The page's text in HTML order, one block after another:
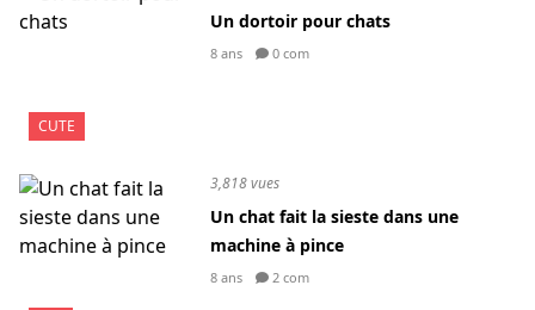
CUTE
Un dortoir pour chats
8 ans 0 com
3,818 vues
Un chat fait la sieste dans une
machine à pince
8 ans 2 com